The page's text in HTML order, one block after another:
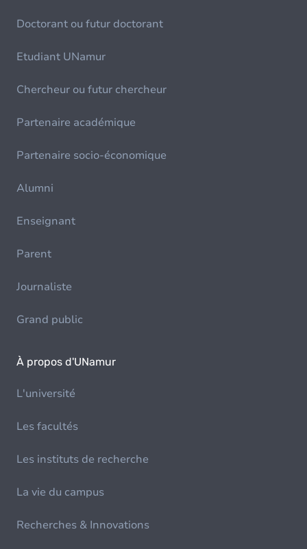
Doctorant ou futur doctorant
Etudiant UNamur
Chercheur ou futur chercheur
Partenaire académique
Partenaire socio-économique
Alumni
Enseignant
Parent
Journaliste
Grand public
À propos d'UNamur
L'université
Les facultés
Les instituts de recherche
La vie du campus
Recherches & Innovations